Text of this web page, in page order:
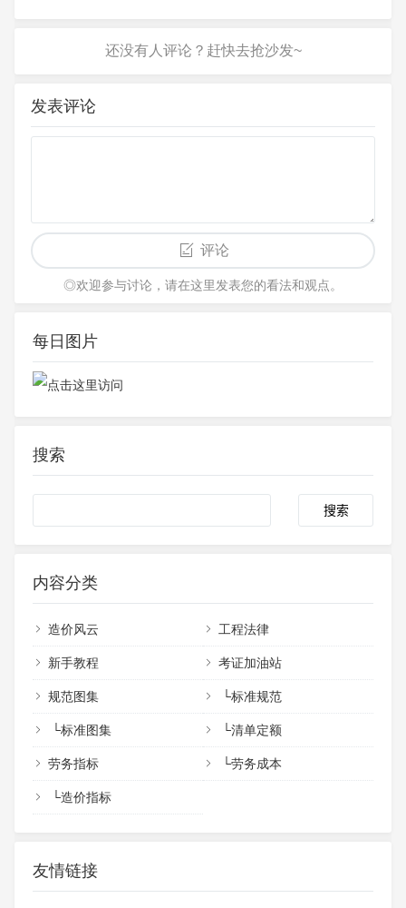
发表评论
评论
◎欢迎参与讨论，请在这里发表您的看法和观点。
每日图片
搜索
内容分类
造价风云 工程法律
新手教程 考证加油站
规范图集 └标准规范
└标准图集 └清单定额
劳务指标 └劳务成本
└造价指标
友情链接